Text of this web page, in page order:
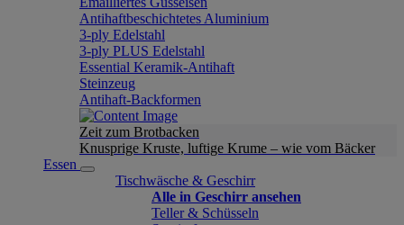
Antihaftbeschichtetes Aluminium
3-ply Edelstahl
3-ply PLUS Edelstahl
Essential Keramik-Antihaft
Steinzeug
Antihaft-Backformen
Zeit zum Brotbacken
Knusprige Kruste, luftige Krume – wie vom Bäcker
Essen
Tischwäsche & Geschirr
Alle in Geschirr ansehen
Teller & Schüsseln